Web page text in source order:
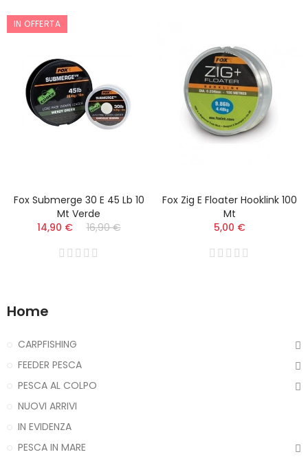
IN OFFERTA
Fox Submerge 30 E 45 Lb 10
Mt Verde
14,90 €
16,90 €
Fox Zig E Floater Hooklink 100
Mt
5,00 €
Home
CARPFISHING
FEEDER PESCA
PESCA AL COLPO
NUOVI ARRIVI
IN EVIDENZA
PESCA IN MARE